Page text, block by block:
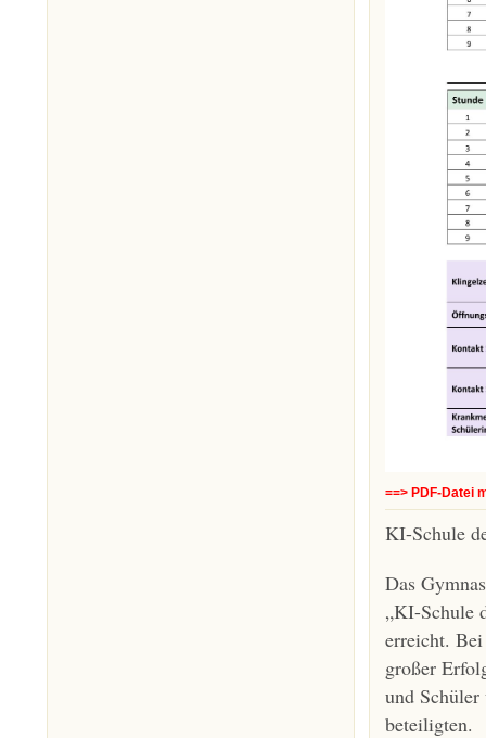
==> PDF-Datei
KI-Schule
Das
„KI-Schule
erreicht.
großer
und
beteiligten.